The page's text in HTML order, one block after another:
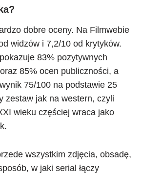
dobre oceny. Na Filmwebie
widzów i 7,2/10 od krytyków.
83% pozytywnych
85% ocen publiczności, a
75/100 na podstawie 25
zestaw jak na western, czyli
wieku częściej wraca jako
wszystkim zdjęcia, obsadę,
w jaki serial łączy